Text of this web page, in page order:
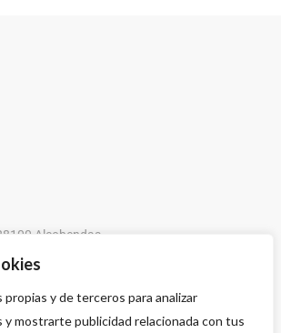
propias y de terceros para analizar
mostrarte publicidad relacionada con tus
Alcobendas
505 532